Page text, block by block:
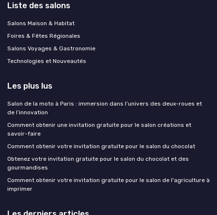
Liste des salons
Salons Maison & Habitat
Foires & Fêtes Régionales
Salons Voyages & Gastronomie
Technologies et Nouveautés
Les plus lus
Salon de la moto à Paris : immersion dans l’univers des deux-roues et
de l’innovation
Comment obtenir une invitation gratuite pour le salon créations et
savoir-faire
Comment obtenir votre invitation gratuite pour le salon du chocolat
Obtenez votre invitation gratuite pour le salon du chocolat et des
gourmandises
Comment obtenir votre invitation gratuite pour le salon de l'agriculture à
imprimer